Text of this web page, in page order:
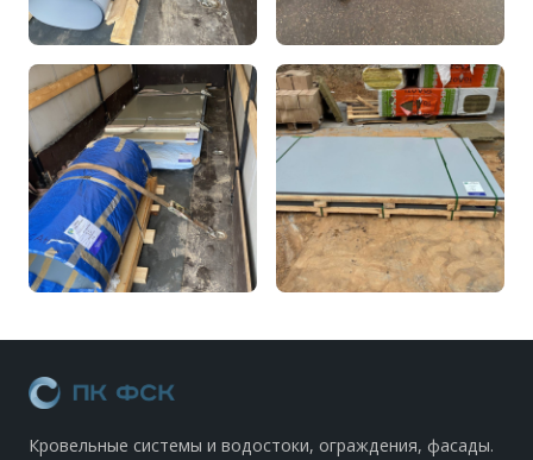
Кровельные системы и водостоки, ограждения, фасады.